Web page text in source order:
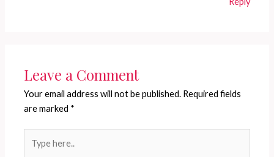
Leave a Comment
Your email address will not be published. Required fields
are marked *
here..